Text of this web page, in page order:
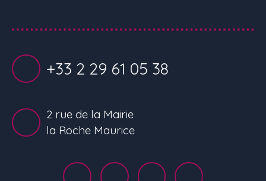
+33 2 29 61 05 38
2 rue de la Mairie
la Roche Maurice